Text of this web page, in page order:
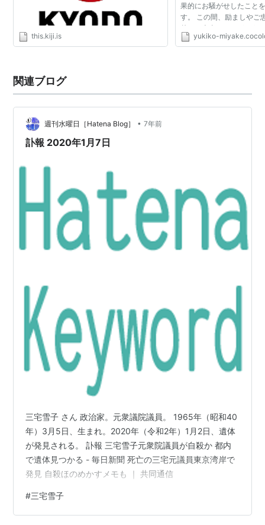
this.kiji.is
果的にお騒がせしたこと
す。 この間、励ましやご
戴し、本当にありがとう
にしても、私がただ転倒
yukiko-
関連ブログ
週刊水曜日［Hatena Blog］ • 7年前
訃報 2020年1月7日
三宅雪子 さん 政治家。元衆議院議員。 1965年（昭和40
年）3月5日、生まれ。2020年（令和2年）1月2日、遺体
が発見される。 訃報 三宅雪子元衆院議員が自殺か 都内
で遺体見つかる - 毎日新聞 死亡の三宅元議員東京湾岸で
発見 自殺ほのめかすメモも ｜ 共同通信
#三宅雪子